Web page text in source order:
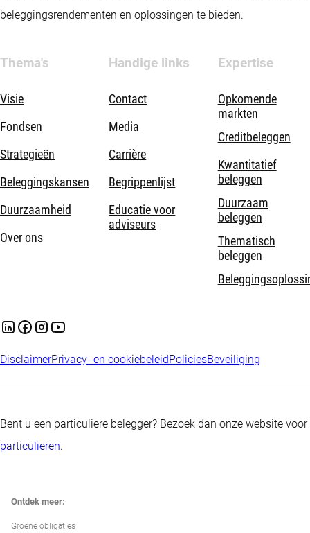
beleggingsrendementen en oplossingen te bieden.
Thema's
Visie
Fondsen
Strategieën
Beleggingskansen
Duurzaamheid
Over ons
Handige links
Contact
Media
Carrière
Begrippenlijst
Educatie voor
adviseurs
Expertise
Opkomende
markten
Creditbeleggen
Kwantitatief
beleggen
Duurzaam
beleggen
Thematisch
beleggen
DisclaimerPrivacy- en cookiebeleid PoliciesBeveiliging
Bent u een particuliere belegger? Bezoek dan onze website voor
particulieren.
Ontdek meer:
Groene obligaties